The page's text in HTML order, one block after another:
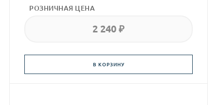
РОЗНИЧНАЯ ЦЕНА
2 240 ₽
В КОРЗИНУ